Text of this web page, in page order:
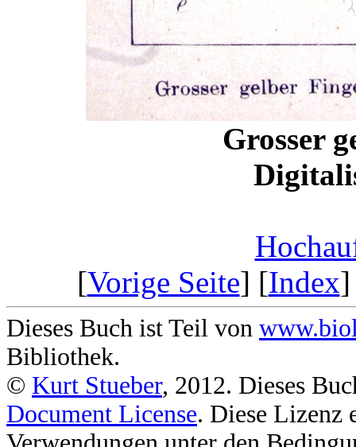
Grosser
[Vorige Seite] [Index
Dieses Buch ist Teil von
Bibliothek.
© Kurt Stueber, 2012. Dieses
Document License. Diese Lizenz